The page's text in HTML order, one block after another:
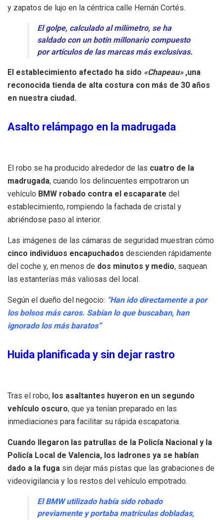
y zapatos de lujo en la céntrica calle Hernán Cortés.
El golpe, calculado al milímetro, se ha
saldado con un botín millonario compuesto
por artículos de las marcas más exclusivas.
El establecimiento afectado ha sido «Chapeau»,una
reconocida tienda de alta costura con más de 30 años
en nuestra ciudad.
Asalto relámpago en la madrugada
El robo se ha producido alrededor de las cuatro de la
madrugada, cuando los delincuentes empotraron un
vehículo BMW robado contra el escaparate del
establecimiento, rompiendo la fachada de cristal y
abriéndose paso al interior.
Las imágenes de las cámaras de seguridad muestran cómo
cinco individuos encapuchados descienden rápidamente
del coche y, en menos de dos minutos y medio, saquean
las estanterías más valiosas del local.
Según el dueño del negocio: “Han ido directamente a por
los bolsos más caros. Sabían lo que buscaban, han
ignorado los más baratos”
Huida planificada y sin dejar rastro
Tras el robo, los asaltantes huyeron en un segundo
vehículo oscuro, que ya tenían preparado en las
inmediaciones para facilitar su rápida escapatoria.
Cuando llegaron las patrullas de la Policía Nacional y la
Policía Local de Valencia, los ladrones ya se habían
dado a la fuga sin dejar más pistas que las grabaciones de
videovigilancia y los restos del vehículo empotrado.
El BMW utilizado había sido robado
previamente y portaba matrículas dobladas,